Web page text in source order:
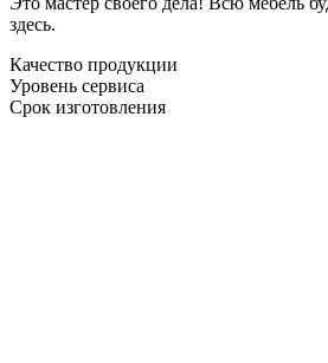
здесь.
Качество продукции
Уровень сервиса
Срок изготовления